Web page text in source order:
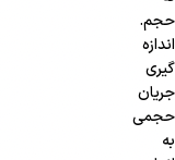
حجم.
اندازه
گیری
جریان
حجمی
به